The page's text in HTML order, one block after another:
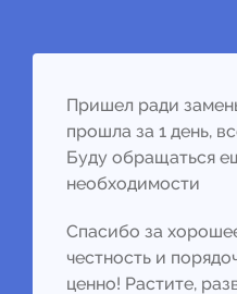
Пришел ради
прошла за 1 день,
Буду обращаться
необходимости
Спасибо за
честность и
ценно! Растите,